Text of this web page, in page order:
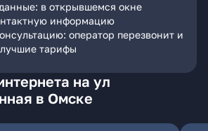
в открывшемся окне
информацию
оператор перезвонит и
тарифы
на ул
в Омске